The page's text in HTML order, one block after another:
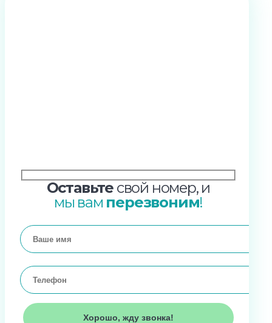
Оставьте свой номер, и
мы вам перезвоним!